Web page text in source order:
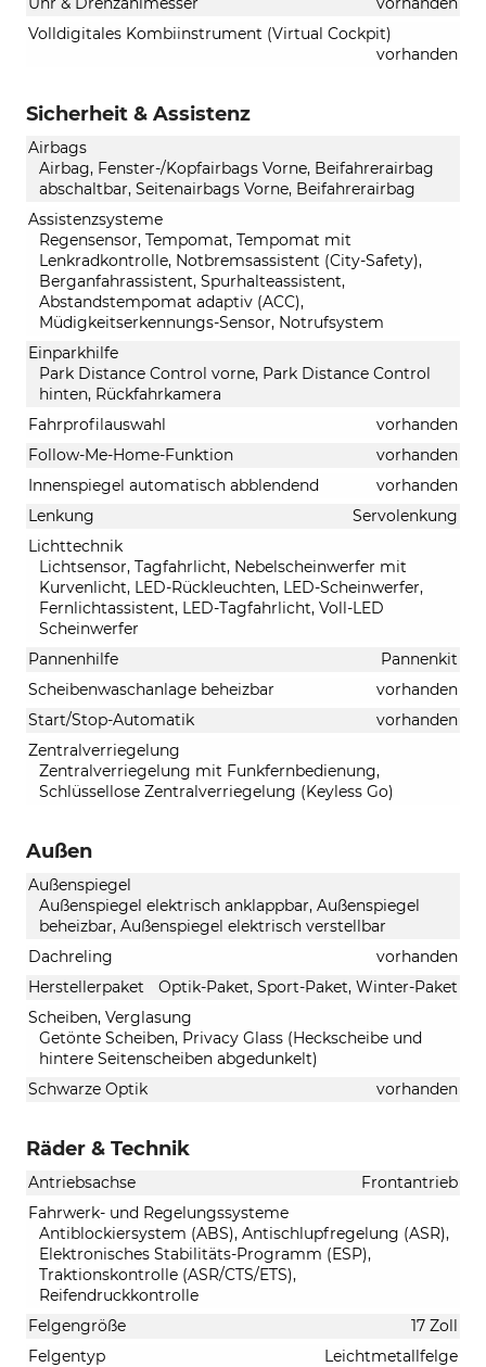
Volldigitales Kombiinstrument (Virtual Cockpit)
vorhanden
Sicherheit & Assistenz
Airbags
Airbag, Fenster-/Kopfairbags Vorne, Beifahrerairbag
abschaltbar, Seitenairbags Vorne, Beifahrerairbag
Assistenzsysteme
Regensensor, Tempomat, Tempomat mit
Lenkradkontrolle, Notbremsassistent (City-Safety),
Berganfahrassistent, Spurhalteassistent,
Abstandstempomat adaptiv (ACC),
Müdigkeitserkennungs-Sensor, Notrufsystem
Einparkhilfe
Park Distance Control vorne, Park Distance Control
hinten, Rückfahrkamera
Fahrprofilauswahl
vorhanden
Follow-Me-Home-Funktion
vorhanden
Innenspiegel automatisch abblendend
vorhanden
Lenkung
Servolenkung
Lichttechnik
Lichtsensor, Tagfahrlicht, Nebelscheinwerfer mit
Kurvenlicht, LED-Rückleuchten, LED-Scheinwerfer,
Fernlichtassistent, LED-Tagfahrlicht, Voll-LED
Scheinwerfer
Pannenhilfe
Pannenkit
Scheibenwaschanlage beheizbar
vorhanden
Start/Stop-Automatik
vorhanden
Zentralverriegelung
Zentralverriegelung mit Funkfernbedienung,
Schlüssellose Zentralverriegelung (Keyless Go)
Außen
Außenspiegel
Außenspiegel elektrisch anklappbar, Außenspiegel
beheizbar, Außenspiegel elektrisch verstellbar
Dachreling
vorhanden
Herstellerpaket
Optik-Paket, Sport-Paket, Winter-Paket
Scheiben, Verglasung
Getönte Scheiben, Privacy Glass (Heckscheibe und
hintere Seitenscheiben abgedunkelt)
Schwarze Optik
vorhanden
Räder & Technik
Antriebsachse
Frontantrieb
Fahrwerk- und Regelungssysteme
Antiblockiersystem (ABS), Antischlupfregelung (ASR),
Elektronisches Stabilitäts-Programm (ESP),
Traktionskontrolle (ASR/CTS/ETS),
Reifendruckkontrolle
Felgengröße
17 Zoll
Felgentyp
Leichtmetallfelge